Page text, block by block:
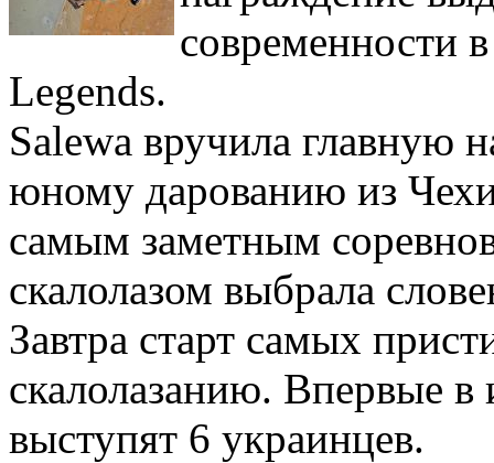
современности
Legends.
Salewa вручила главную
юному дарованию из
самым заметным
скалолазом выбрала
Завтра старт самых
скалолазанию. Впервые
выступят 6 украинцев.